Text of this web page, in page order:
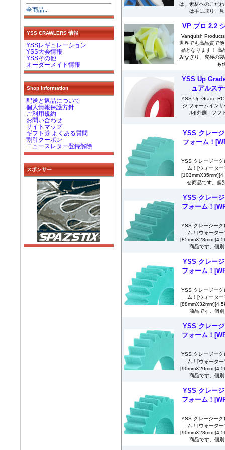
全商品...
YSS CRAWLERS 情報
YSSレギュレーション
YSS大会情報
YSSその他
オーダーメイド情報
Shop Information
配送と返品について
個人情報保護方針
ご利用規約
お問い合わせ
サイトマップ
ギフト券 よくある質問
割引クーポン
ニュースレター登録解除
スポンサー
は、素材へのこだ
は手に取り、
VP プロ 2.2
Vanquish
世界でも高品質で
品となります！ 高
みなぎり、究極の
も
YSS Up
ュアルス
YSS Up Grade
ジ フォームイン
ル][外側：ソフ
YSS クレー
フォーム！
YSS クレージー
ム！[ウォータ
せ商品です。個
YSS クレー
フォーム！
YSS クレージー
ム！[ウォータ
商品です。個
YSS クレー
フォーム！
YSS クレージー
ム！[ウォータ
商品です。個
YSS クレー
フォーム！
YSS クレージー
ム！[ウォータ
商品です。個
YSS クレー
フォーム！
YSS クレージー
ム！[ウォータ
商品です。個